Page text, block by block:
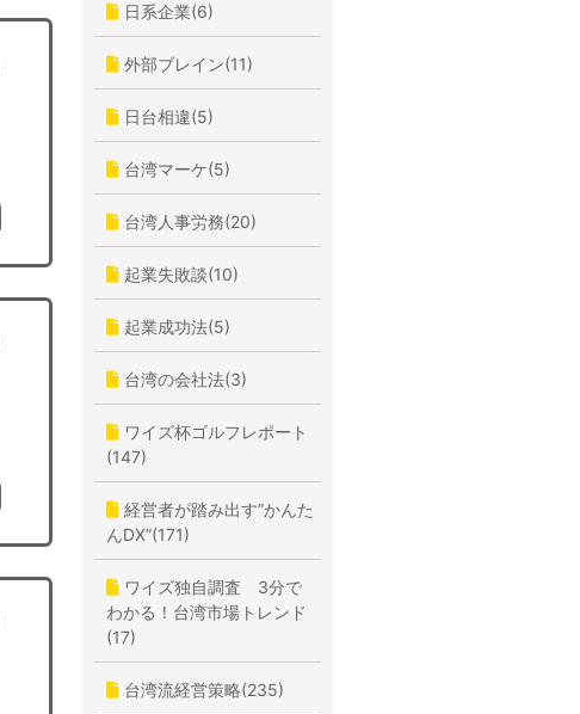
日系企業(6)
外部ブレイン(11)
日台相違(5)
台湾マーケ(5)
台湾人事労務(20)
起業失敗談(10)
起業成功法(5)
台湾の会社法(3)
ワイズ杯ゴルフレポート
(147)
経営者が踏み出す”かんた
んDX”(171)
ワイズ独自調査 3分で
わかる！台湾市場トレンド
(17)
台湾流経営策略(235)